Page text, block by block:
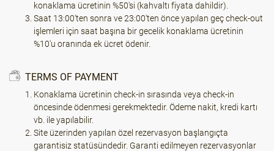
konaklama ücretinin %50'si (kahvaltı fiyata dahildir).
Saat 13:00'ten sonra ve 23:00'ten önce yapılan geç check-out
işlemleri için saat başına bir gecelik konaklama ücretinin
%10'u oranında ek ücret ödenir.
TERMS OF PAYMENT
Konaklama ücretinin check-in sırasında veya check-in
öncesinde ödenmesi gerekmektedir. Ödeme nakit, kredi kartı
vb. ile yapılabilir.
Site üzerinden yapılan özel rezervasyon başlangıçta
garantisiz statüsündedir. Garanti edilmeyen rezervasyonlar